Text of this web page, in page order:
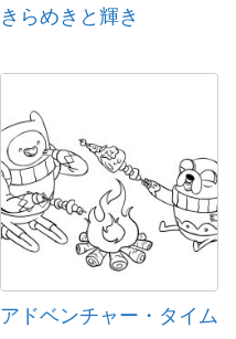
きらめきと輝き
アドベンチャー・タイム